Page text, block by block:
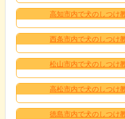
高知市内で犬のしつけ
西条市内で犬のしつけ
松山市内で犬のしつけ
高松市内で犬のしつけ
徳島市内で犬のしつけ